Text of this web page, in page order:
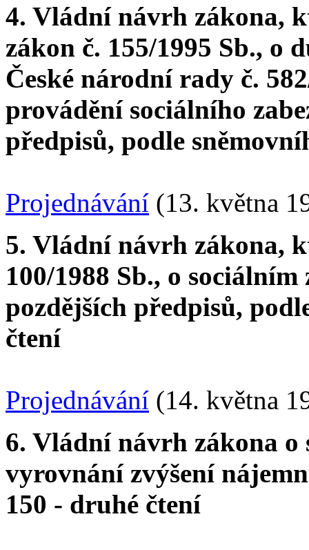
4. Vládní návrh zákona,
zákon č. 155/1995 Sb., o
České národní rady č.
provádění sociálního
předpisů, podle
Projednávání (13. května
5. Vládní návrh zákona,
100/1988 Sb., o sociálním
pozdějších předpisů,
čtení
Projednávání (14. května
6. Vládní návrh zákona
vyrovnání zvýšení
150 - druhé čtení